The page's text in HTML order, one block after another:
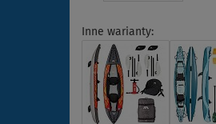
Inne warianty: